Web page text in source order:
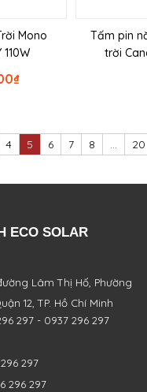
Mono
110W
₫
Tấm pin
trời
4 5 6 7 8 … 20
ECO SOLAR
Lâm Thị Hố, Phường
12, TP. Hồ Chí Minh
297 - 0937 296 297
297
296 297